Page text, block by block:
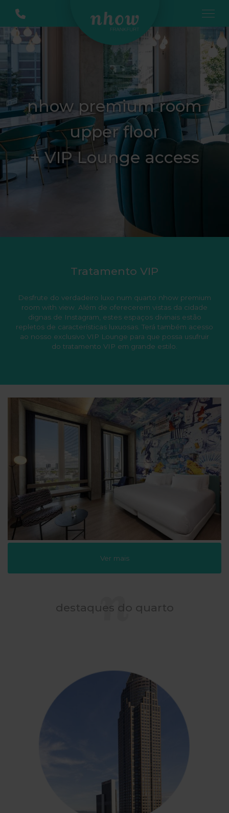
nhow premium room
upper floor
+ VIP Lounge access
Tratamento VIP
Desfrute do verdadeiro luxo num quarto nhow premium
room with view. Além de oferecerem vistas da cidade
dignas de Instagram, estes espaços divinais estão
repletos de características luxuosas. Terá também acesso
ao nosso exclusivo VIP Lounge para que possa usufruir
do tratamento VIP em grande estilo.
Ver mais
destaques do quarto